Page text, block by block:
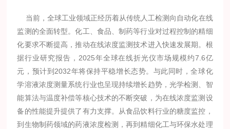
当前，全球工业领域正经历着从传统人工检测向自动化在线
监测的全面转型。化工、食品、制药等行业对过程控制的精细
化要求不断提高，推动在线浓度监测技术进入快速发展期。根
据行业研究报告，2025年全球在线折光仪市场规模约7.6亿
元，预计到2032年将保持平稳增长态势。与此同时，全球化
学溶液浓度测量系统行业也呈现持续增长趋势，光学检测、智
能算法与温度补偿等核心技术的不断突破，为在线浓度监测设
备的性能提升提供了有力支撑。从食品饮料行业的糖度监控，
到生物制药领域的药液浓度检测，再到精细化工与环保水处理